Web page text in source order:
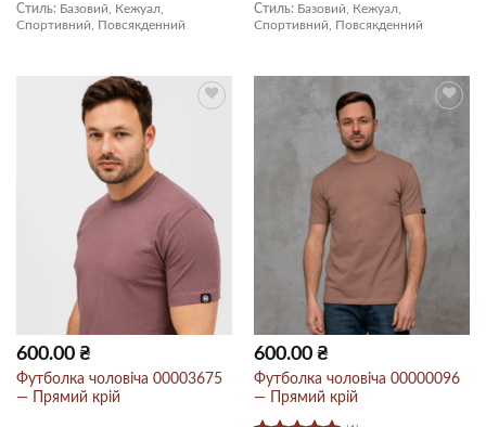
Стиль: Базовий, Кежуал,
Спортивний, Повсякденний
Стиль: Базовий, Кежуал,
Спортивний, Повсякденний
600.00 ₴
Футболка чоловіча 00003675
— Прямий крій
600.00 ₴
Футболка чоловіча 00000096
— Прямий крій